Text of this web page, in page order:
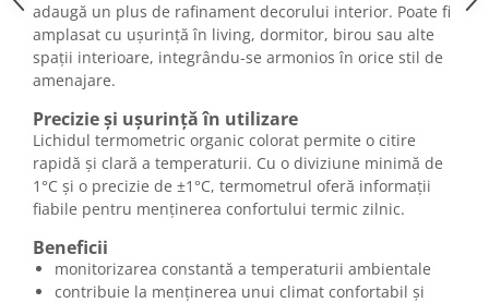
adaugă un plus de rafinament decorului interior. Poate fi
amplasat cu ușurință în living, dormitor, birou sau alte
spații interioare, integrându-se armonios în orice stil de
amenajare.
Precizie și ușurință în utilizare
Lichidul termometric organic colorat permite o citire
rapidă și clară a temperaturii. Cu o diviziune minimă de
1°C și o precizie de ±1°C, termometrul oferă informații
fiabile pentru menținerea confortului termic zilnic.
Beneficii
monitorizarea constantă a temperaturii ambientale
contribuie la menținerea unui climat confortabil și